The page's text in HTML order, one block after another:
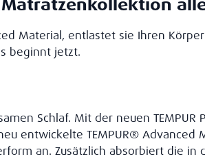
Material, entlastet sie Ihren
beginnt jetzt.
Schlaf. Mit der neuen
entwickelte TEMPUR®
an. Zusätzlich absorbiert die